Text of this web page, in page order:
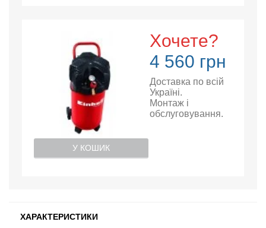
Хочете?
4 560 грн
Доставка по всій
Україні.
Монтаж і
обслуговування.
У КОШИК
ХАРАКТЕРИСТИКИ